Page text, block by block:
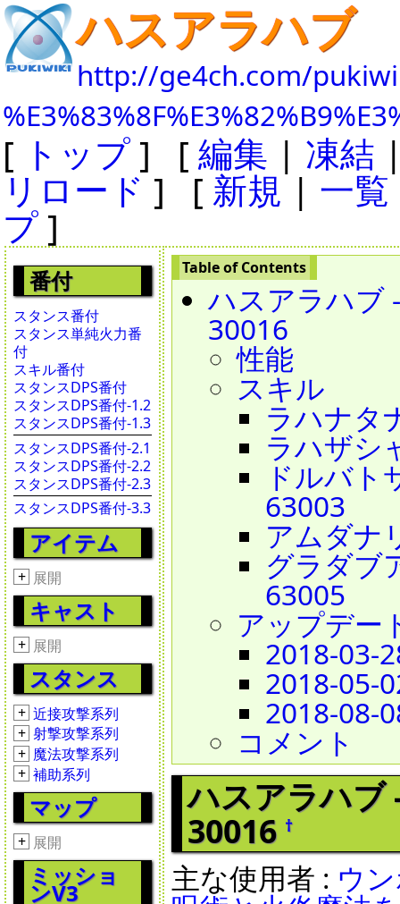
ハスアラハブ
http://ge4ch.com/
[ トップ ] [編集 | 凍結
リロード ] [ 新規| 一覧
プ ]
番付
スタンス番付
スタンス単純火力番
付
スキル番付
スタンスDPS番付
スタンスDPS番付-1.2
スタンスDPS番付-1.3
スタンスDPS番付-2.1
スタンスDPS番付-2.2
スタンスDPS番付-2.3
スタンスDPS番付-3.3
アイテム
+ 展開
キャスト
+ 展開
スタンス
+ 近接攻撃系列
+ 射撃攻撃系列
+ 魔法攻撃系列
+ 補助系列
マップ
+ 展開
ミッショ
ンV3
ハスアラハブ
30016
性能
スキル
ラハナタ
ラハザシ
ドルバト
63003
アムダナ
グラダブ
63005
アップデー
2018-03-
2018-05-
2018-08-
コメント
ハスアラハ
30016 †
主な使用者 : ウ